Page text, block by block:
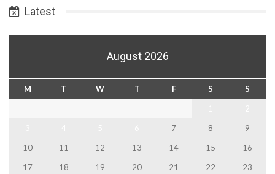
Latest
August 2026
M T W T F S
S
7 8
9
10
11 12 13 14 15
16
17
18 19 20 21 22
23